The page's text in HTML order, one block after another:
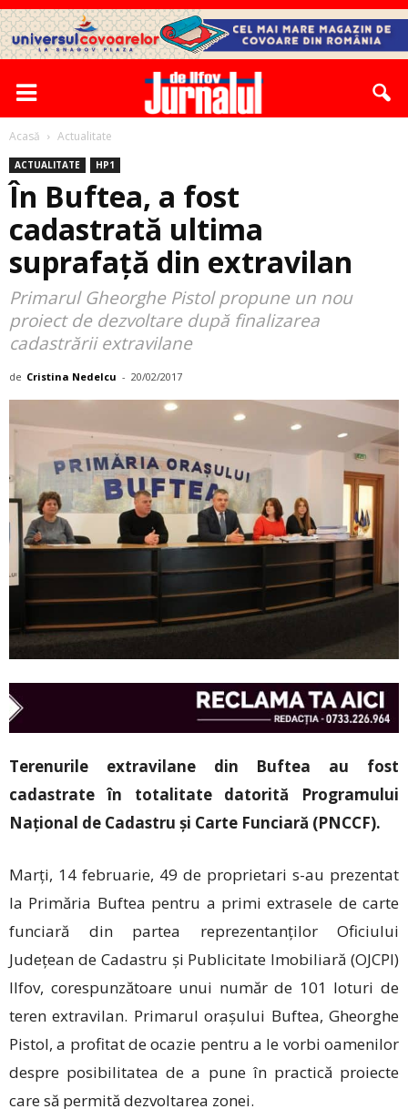
Acasă Actualitate
ACTUALITATE HP1
În Buftea, a fost
cadastrată ultima
suprafață din extravilan
Primarul Gheorghe Pistol propune un nou
proiect de dezvoltare după finalizarea
cadastrării extravilane
de Cristina Nedelcu - 20/02/2017
Terenurile extravilane din Buftea au fost
cadastrate în totalitate datorită Programului
Național de Cadastru și Carte Funciară (PNCCF).
Marți, 14 februarie, 49 de proprietari s-au prezentat
la Primăria Buftea pentru a primi extrasele de carte
funciară din partea reprezentanților Oficiului
Județean de Cadastru și Publicitate Imobiliară (OJCPI)
Ilfov, corespunzătoare unui număr de 101 loturi de
teren extravilan. Primarul orașului Buftea, Gheorghe
Pistol, a profitat de ocazie pentru a le vorbi oamenilor
despre posibilitatea de a pune în practică proiecte
care să permită dezvoltarea zonei.